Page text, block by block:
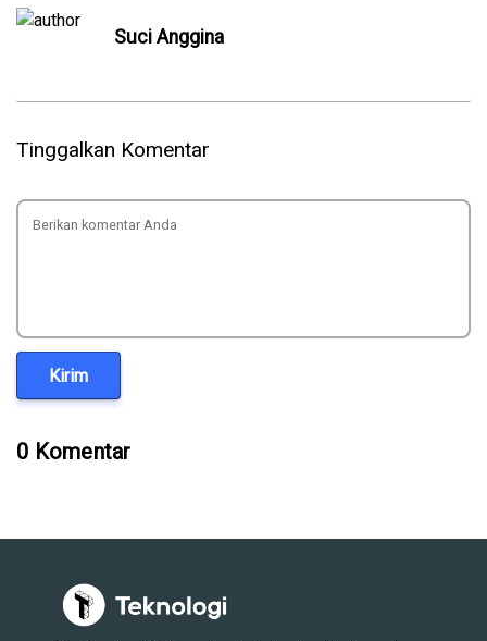
Suci Anggina
Tinggalkan Komentar
Kirim
0 Komentar